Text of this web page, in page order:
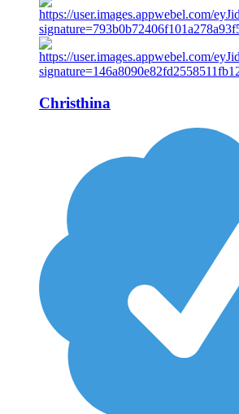
Christhina